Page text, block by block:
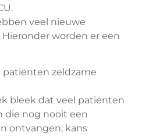
veel nieuwe
worden er een
patiënten zeldzame
bleek dat veel patiënten
die nog nooit een
ontvangen, kans